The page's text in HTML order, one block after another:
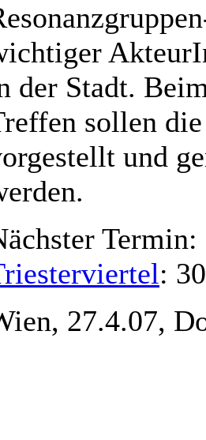
der Stadt.
sollen
und
:
27.4.07,